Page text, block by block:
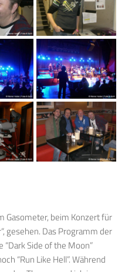
Gasometer, beim Konzert für
gesehen. Das Programm der
Side of the Moon”
“Run Like Hell”. Während